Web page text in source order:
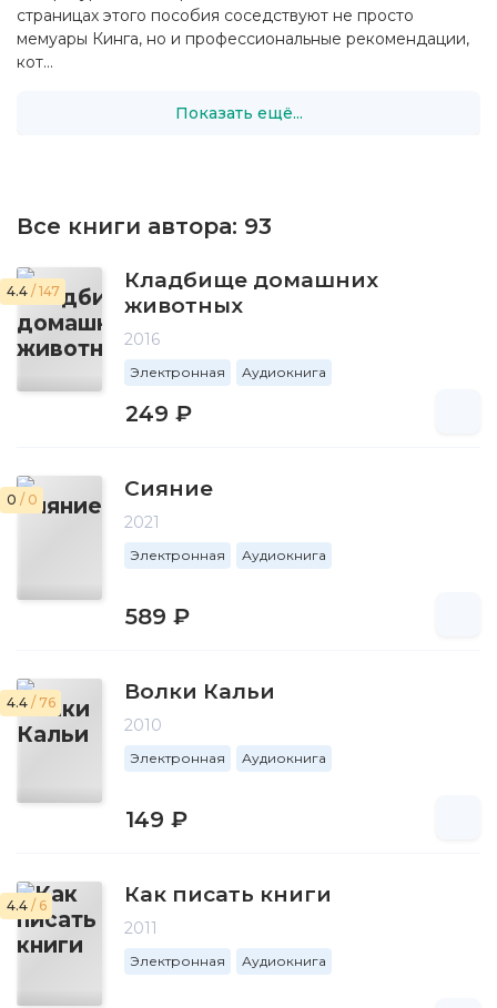
страницах этого пособия соседствуют не просто
мемуары Кинга, но и профессиональные рекомендации,
кот...
Показать ещё...
Все книги автора: 93
4.4 / 147
Кладбище домашних
животных
2016
Электронная Аудиокнига
249 ₽
0 / 0 Сияние
2021
Электронная Аудиокнига
589 ₽
4.4 / 76 Волки Кальи
2010
Электронная Аудиокнига
149 ₽
4.4 / 6 Как писать книги
2011
Электронная Аудиокнига